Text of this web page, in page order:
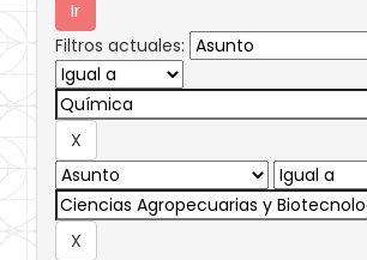
Filtros actuales: